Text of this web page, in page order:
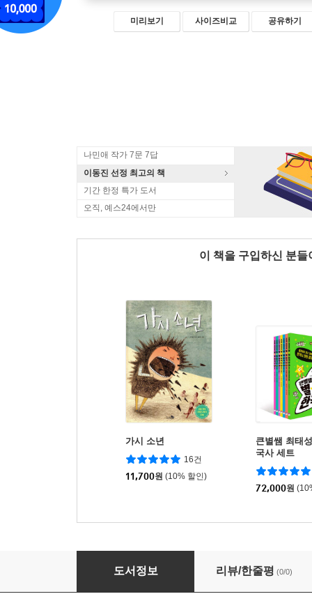
미리보기 사이즈비교 공유하기
나민애 작가 7문 7답
이동진 선정 최고의 책
기간 한정 특가 도서
오직, 예스24에서만
이 책을 구입하신 분
가시 소년
16건
11,700원 (10% 할인)
큰별쌤 최태
국사 세트
72,000원
꽃은 싸우지 않는다
도서정보 리뷰/한줄평 (0/0)